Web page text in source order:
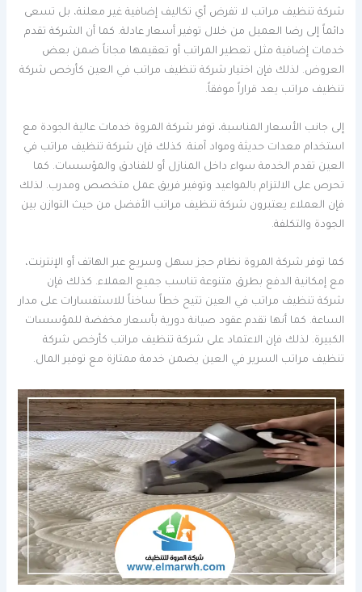
شركة تنظيف مراتب لا تفرض أي تكاليف إضافية غير معلنة، بل تسعى
دائماً إلى رضا العميل من خلال توفير أسعار عادلة. كما أن الشركة تقدم
خدمات إضافية مثل تعطير المراتب أو تعقيمها مجاناً ضمن بعض
العروض. لذلك فإن اختيار شركة تنظيف مراتب في العين كأرخص شركة
تنظيف مراتب يعد قراراً موفقاً.
إلى جانب الأسعار المناسبة، توفر شركة المروة خدمات عالية الجودة مع
استخدام معدات حديثة ومواد آمنة. كذلك فإن شركة تنظيف مراتب في
العين تقدم الخدمة سواء داخل المنازل أو للفنادق والمؤسسات. كما
تحرص على الالتزام بالمواعيد وتوفير فريق عمل متخصص ومدرب. لذلك
فإن العملاء يعتبرون شركة تنظيف مراتب الأفضل من حيث التوازن بين
الجودة والتكلفة.
كما توفر شركة المروة نظام حجز سهل وسريع عبر الهاتف أو الإنترنت،
مع إمكانية الدفع بطرق متنوعة تناسب جميع العملاء. كذلك فإن
شركة تنظيف مراتب في العين تتيح خطاً ساخناً للاستفسارات على مدار
الساعة. كما أنها تقدم عقود صيانة دورية بأسعار مخفضة للمؤسسات
الكبيرة. لذلك فإن الاعتماد على شركة تنظيف مراتب كأرخص شركة
تنظيف مراتب السرير في العين يضمن خدمة ممتازة مع توفير المال.